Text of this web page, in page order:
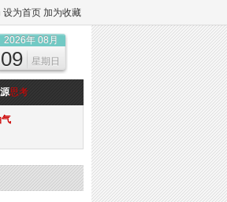
设为首页 加为收藏
2026年 08月
09 星期日
思考